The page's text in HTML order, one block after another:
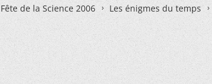
Fête de la Science 2006 Les énigmes du temps